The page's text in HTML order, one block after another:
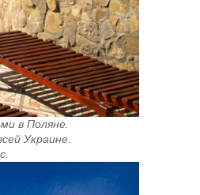
в Поляне.
Украине.